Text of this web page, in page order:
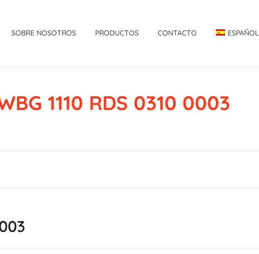
SOBRE NOSOTROS PRODUCTOS CONTACTO ESPAÑOL
1110 RDS 0310 0003